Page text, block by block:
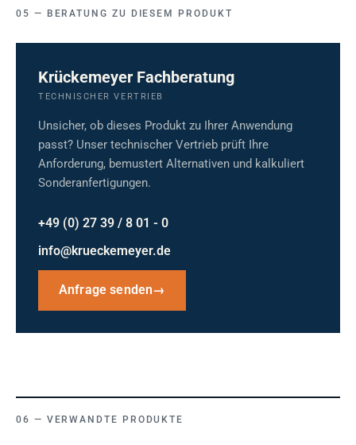
BERATUNG ZU DIESEM PRODUKT
Krückemeyer Fachberatung
TECHNISCHER VERTRIEB
Unsicher, ob dieses Produkt zu Ihrer Anwendung
passt? Unser technischer Vertrieb prüft Ihre
Anforderung, bemustert Alternativen und kalkuliert
Sonderanfertigungen.
+49 (0) 27 39 / 8 01 - 0
info@krueckemeyer.de
Anfrage senden→
VERWANDTE PRODUKTE